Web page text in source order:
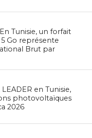
Tunisie, un forfait
Go représente
Brut par
en Tunisie,
photovoltaïques
2026